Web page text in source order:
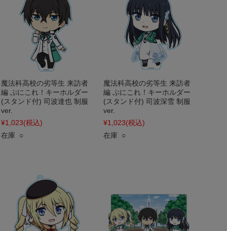
魔法科高校の劣等生 来訪者
編 ぷにこれ！キーホルダー
(スタンド付) 司波達也 制服
ver.
¥1,023(税込)
在庫 ○
魔法科高校の劣等生 来訪者
編 ぷにこれ！キーホルダー
(スタンド付) 司波深雪 制服
ver.
¥1,023(税込)
在庫 ○